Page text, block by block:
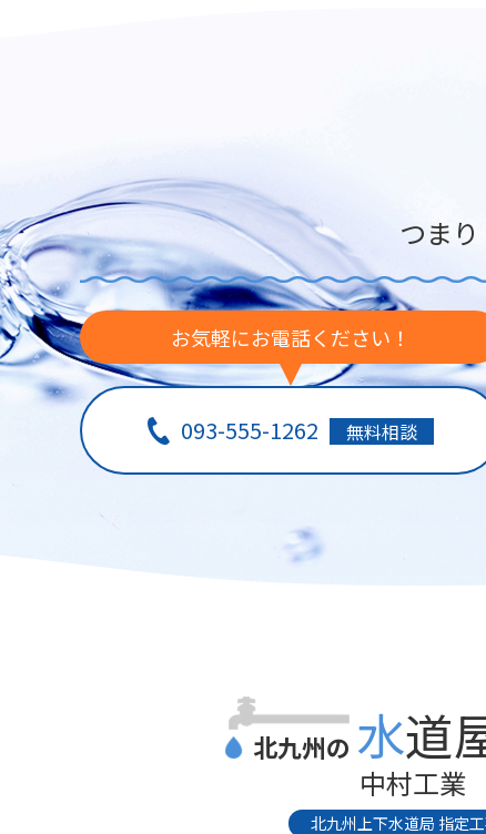
つま
お気軽にお電話ください！
093-555-1262 無料相談
北九州の 水
中村工業
北九州上下水道局 指定